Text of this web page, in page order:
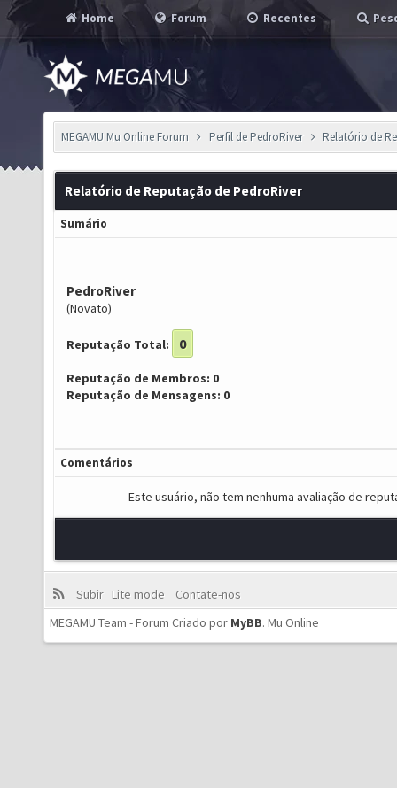
Home Forum Recentes
MEGAMU Mu Online Forum Perfil de PedroRiver Relatório de
Relatório de Reputação de PedroRiver
Sumário
PedroRiver
(Novato)
Reputação Total: 0
Reputação de Membros: 0
Reputação de Mensagens: 0
Comentários
Este usuário, não tem nenhuma avaliação de
Subir Lite mode
Contate-nos
MEGAMU Team - Forum Criado por MyBB. Mu Online